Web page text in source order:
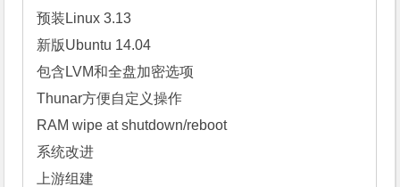
预装Linux 3.13
新版Ubuntu 14.04
包含LVM和全盘加密选项
Thunar方便自定义操作
RAM wipe at shutdown/reboot
系统改进
上游组建